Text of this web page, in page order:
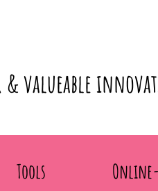
valueable
Tools